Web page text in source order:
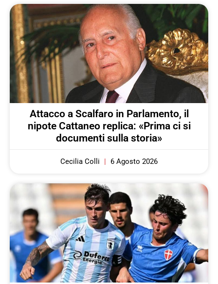
Attacco a Scalfaro in Parlamento, il
nipote Cattaneo replica: «Prima ci si
documenti sulla storia»
Cecilia Colli 6 Agosto 2026